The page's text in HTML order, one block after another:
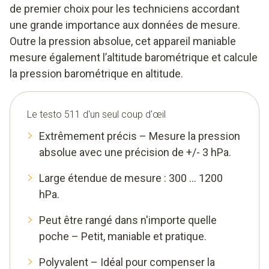
de premier choix pour les techniciens accordant
une grande importance aux données de mesure.
Outre la pression absolue, cet appareil maniable
mesure également l’altitude barométrique et calcule
la pression barométrique en altitude.
Le testo 511 d'un seul coup d'œil
Extrêmement précis – Mesure la pression
absolue avec une précision de +/- 3 hPa.
Large étendue de mesure : 300 … 1200
hPa.
Peut être rangé dans n'importe quelle
poche – Petit, maniable et pratique.
Polyvalent – Idéal pour compenser la